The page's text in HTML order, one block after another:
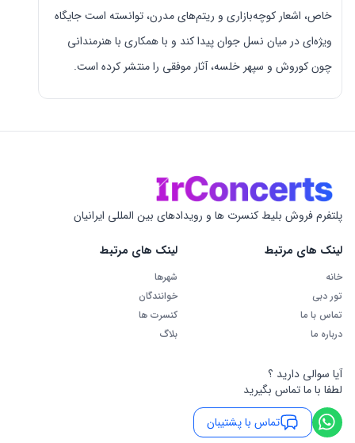
خاص، اشعار کوچه‌بازاری و ریتم‌های مدرن، توانسته است جایگاه
ویژه‌ای در میان نسل جوان پیدا کند و با همکاری با هنرمندانی
چون کوروش و سپهر خلسه، آثار موفقی را منتشر کرده است.
پلتفرم فروش بلیط کنسرت ها و رویدادهای بین المللی ایرانیان
لینک های مرتبط
خانه
تور دبی
تماس با ما
درباره ما
لینک های مرتبط
شهرها
خوانندگان
کنسرت ها
بلاگ
آیا سوالی دارید ؟
لطفا با ما تماس بگیرید
تماس با پشتیبان